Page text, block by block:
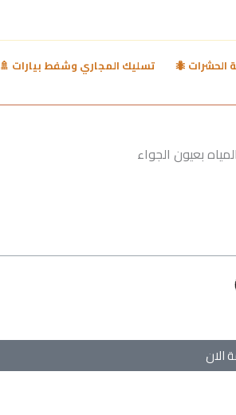
الحشرات 🐜 تسليك المجاري وشفط بيارات 🚿
الان